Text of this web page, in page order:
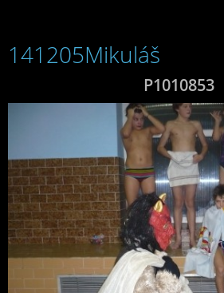
141205Mikuláš
P1010853